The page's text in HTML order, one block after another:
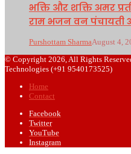
भक्ति और शक्ति अमर
राम भजन वन पंचायती
Purshottam SharmaAugust 4,
© Copyright 2026, All Rights
Technologies (+91 9540173525)
Home
Contact
Facebook
Twitter
YouTube
Instagram